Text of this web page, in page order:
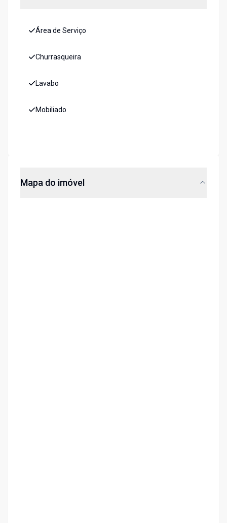
Área de Serviço
Churrasqueira
Lavabo
Mobiliado
Mapa do imóvel